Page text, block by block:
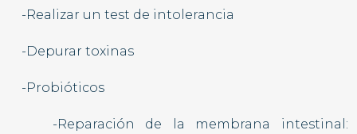
-Realizar un test de intolerancia
-Depurar toxinas
-Probióticos
-Reparación de la membrana intestinal: